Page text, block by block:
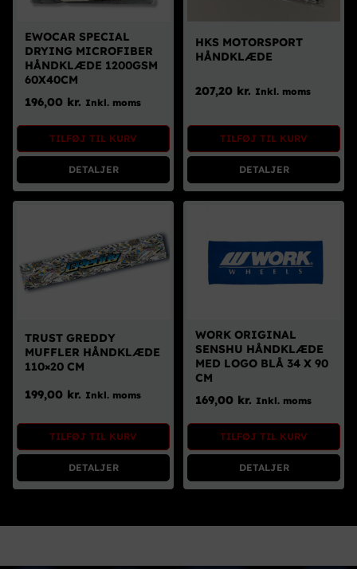
EWOCAR SPECIAL
DRYING MICROFIBER
HÅNDKLÆDE 1200GSM
60X40CM
196,00 kr. Inkl. moms
TILFØJ TIL KURV
DETALJER
HKS MOTORSPORT
HÅNDKLÆDE
207,20 kr. Inkl. moms
TILFØJ TIL KURV
DETALJER
TRUST GREDDY
MUFFLER HÅNDKLÆDE
110×20 CM
199,00 kr. Inkl. moms
TILFØJ TIL KURV
DETALJER
WORK ORIGINAL
SENSHU HÅNDKLÆDE
MED LOGO BLÅ 34 X 90
CM
169,00 kr. Inkl. moms
TILFØJ TIL KURV
DETALJER